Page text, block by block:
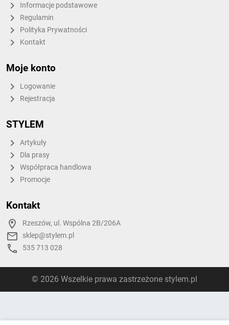
Informacje podstawowe
Regulamin
Polityka Prywatności
Kontakt
Moje konto
Logowanie
Rejestracja
STYLEM
Artykuły
Dla prasy
Współpraca handlowa
Promocje
Kontakt
Rzeszów, ul. Wspólna 2B/206A
sklep@stylem.pl
535 713 028
© 2026 Wszelkie prawa zastrzeżone stylem.pl